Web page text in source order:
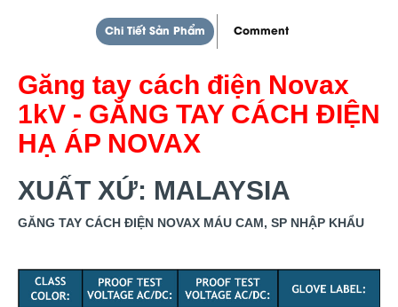
Chi Tiết Sản Phẩm Comment
Găng tay cách điện Novax
1kV - GĂNG TAY CÁCH ĐIỆN
HẠ ÁP NOVAX
XUẤT XỨ: MALAYSIA
GĂNG TAY CÁCH ĐIỆN NOVAX MÁU CAM, SP NHẬP KHẨU